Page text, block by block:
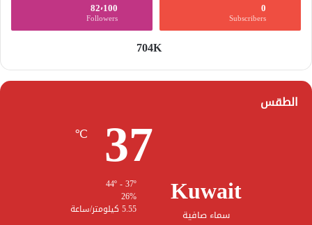
0
Subscribers
82٬100
Followers
704K
الطقس
Kuwait
سماء صافية
37
℃
26%
5.55 كيلومتر/ساعة